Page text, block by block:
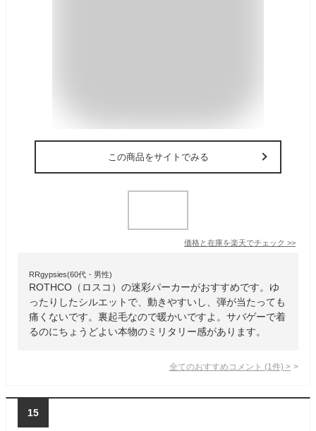
この商品をサイトでみる
価格と在庫を楽天でチェック >>
RRgypsies(60代・男性)
ROTHCO（ロスコ）の迷彩パーカーがおすすめです。ゆ
ったりしたシルエットで、動きやすいし、弾が当たっても
痛くないです。裏起毛なので暖かいですよ。サバゲーで着
るのにちょうどよい本物のミリタリー感があります。
全てのおすすめコメント (1 件) >
15